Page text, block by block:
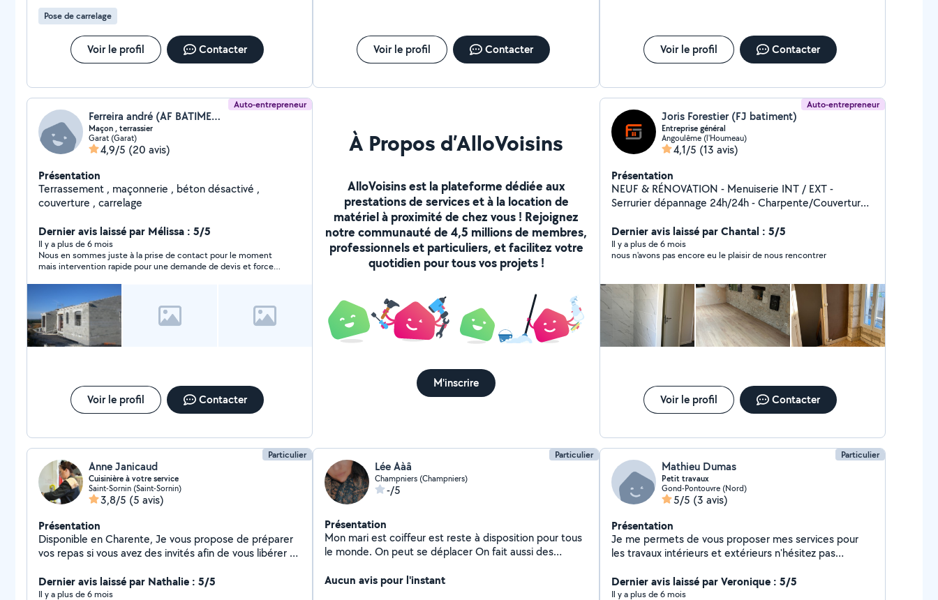
Pose de carrelage
Voir le profil Contacter Voir le profil Contacter Voir le profil Contacter
Auto-entrepreneur
Ferreira andré (AF BATIMENT)
Maçon , terrassier
Garat (Garat)
4,9/5 (20 avis)
Présentation
Terrassement , maçonnerie , béton désactivé ,
couverture , carrelage
Dernier avis laissé par Mélissa : 5/5
Il y a plus de 6 mois
Nous en sommes juste à la prise de contact pour le moment
mais intervention rapide pour une demande de devis et force
Voir le profil Contacter
À Propos d’AlloVoisins
AlloVoisins est la plateforme dédiée aux
prestations de services et à la location de
matériel à proximité de chez vous ! Rejoignez
notre communauté de 4,5 millions de membres,
professionnels et particuliers, et facilitez votre
quotidien pour tous vos projets !
M'inscrire
Auto-entrepreneur
Joris Forestier (FJ batiment)
Entreprise général
Angoulême (l'Houmeau)
4,1/5 (13 avis)
Présentation
NEUF & RÉNOVATION - Menuiserie INT / EXT -
Serrurier dépannage 24h/24h - Charpente/Couverture -
Dernier avis laissé par Chantal : 5/5
Il y a plus de 6 mois
nous n'avons pas encore eu le plaisir de nous rencontrer
Voir le profil Contacter
Particulier
Anne Janicaud
Cuisinière à votre service
Saint-Sornin (Saint-Sornin)
3,8/5 (5 avis)
Présentation
Disponible en Charente, Je vous propose de préparer
vos repas si vous avez des invités afin de vous libérer et
côté. Également possibilité de réaliser un buffet chaud
Dernier avis laissé par Nathalie : 5/5
Il y a plus de 6 mois
Particulier
Lée Aàâ
Champniers (Champniers)
-/5
Présentation
Mon mari est coiffeur est reste à disposition pour tous
le monde. On peut se déplacer On fait aussi des
Aucun avis pour l'instant
Particulier
Mathieu Dumas
Petit travaux
Gond-Pontouvre (Nord)
5/5 (3 avis)
Présentation
Je me permets de vous proposer mes services pour
les travaux intérieurs et extérieurs n'hésitez pas
Dernier avis laissé par Veronique : 5/5
Il y a plus de 6 mois